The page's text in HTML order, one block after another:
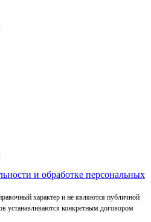
и обработке персональных
характер и не являются публичной
устанавливаются конкретным договором